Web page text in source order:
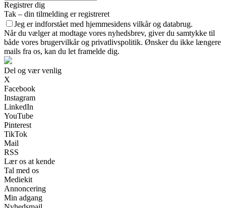
Registrer dig
Tak – din tilmelding er registreret
Jeg er indforstået med hjemmesidens vilkår og databrug.
Når du vælger at modtage vores nyhedsbrev, giver du samtykke til
både vores brugervilkår og privatlivspolitik. Ønsker du ikke længere
mails fra os, kan du let framelde dig.
Del og vær venlig
X
Facebook
Instagram
LinkedIn
YouTube
Pinterest
TikTok
Mail
RSS
Lær os at kende
Tal med os
Mediekit
Annoncering
Min adgang